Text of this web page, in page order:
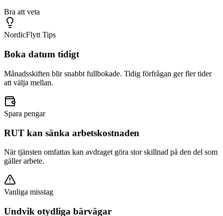
Bra att veta
NordicFlytt Tips
Boka datum tidigt
Månadsskiften blir snabbt fullbokade. Tidig förfrågan ger fler tider
att välja mellan.
Spara pengar
RUT kan sänka arbetskostnaden
När tjänsten omfattas kan avdraget göra stor skillnad på den del som
gäller arbete.
Vanliga misstag
Undvik otydliga bärvägar